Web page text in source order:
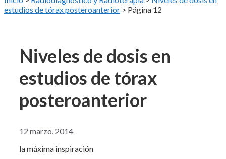
estudios de tórax posteroanterior > Página 12
Niveles de dosis en
estudios de tórax
posteroanterior
12 marzo, 2014
la máxima inspiración